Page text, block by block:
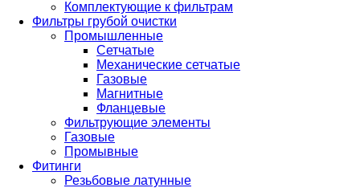
Комплектующие к фильтрам
Фильтры грубой очистки
Промышленные
Сетчатые
Механические сетчатые
Газовые
Магнитные
Фланцевые
Фильтрующие элементы
Газовые
Промывные
Фитинги
Резьбовые латунные